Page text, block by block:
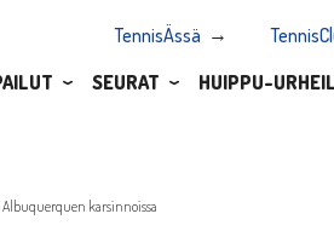
TennisÄssä
SEURAT HUIPPU-
karsinnoissa